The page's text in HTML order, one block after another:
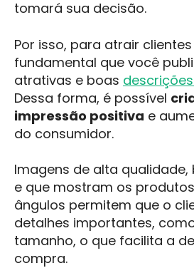
tomará sua decisão.
Por isso, para atrair
fundamental que você
atrativas e boas
Dessa forma, é possível
impressão positiva e
do consumidor.
Imagens de alta qualidade,
e que mostram os
ângulos permitem que o
detalhes importantes,
tamanho, o que facilita a
compra.